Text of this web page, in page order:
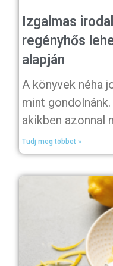
Izgalmas
regényhős
alapján
A könyvek néha
mint
akikben azonnal
Tudj meg többet »